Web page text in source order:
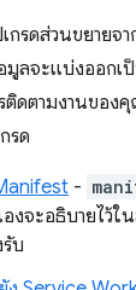
รดส่วนขยายจ
มูลจะแบ่งออกเ
ดตามงานของคุ
รด
-
องจะอธิบายไว้
บ